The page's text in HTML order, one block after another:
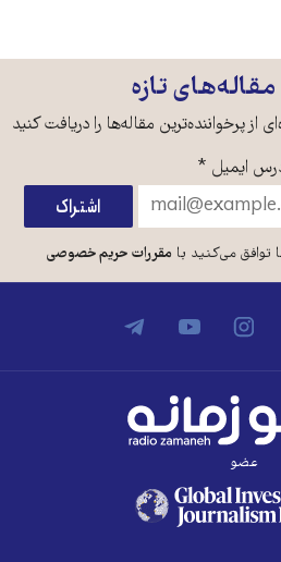
تازه
از پرخواننده‌ترین مقاله‌ها را دریافت کنید
ایمیل *
توافق می‌کنید بامقررات حریم خصوصی
عضو